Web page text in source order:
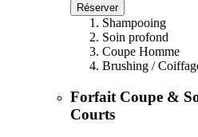
Réserver
Shampooing
Soin profond
Coupe Homme
Brushing /
Forfait Coupe &
Courts